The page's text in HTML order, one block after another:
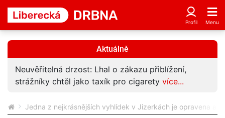
Aktuálně
Neuvěřitelná drzost: Lhal o zákazu přiblížení,
strážníky chtěl jako taxík pro cigarety více...
Jedna z nejkrásnějších vyhlídek v Jizerkách je opravena a